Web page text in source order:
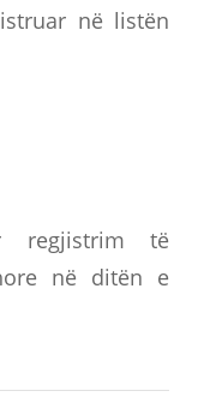
në listën
regjistrim të
në ditën e